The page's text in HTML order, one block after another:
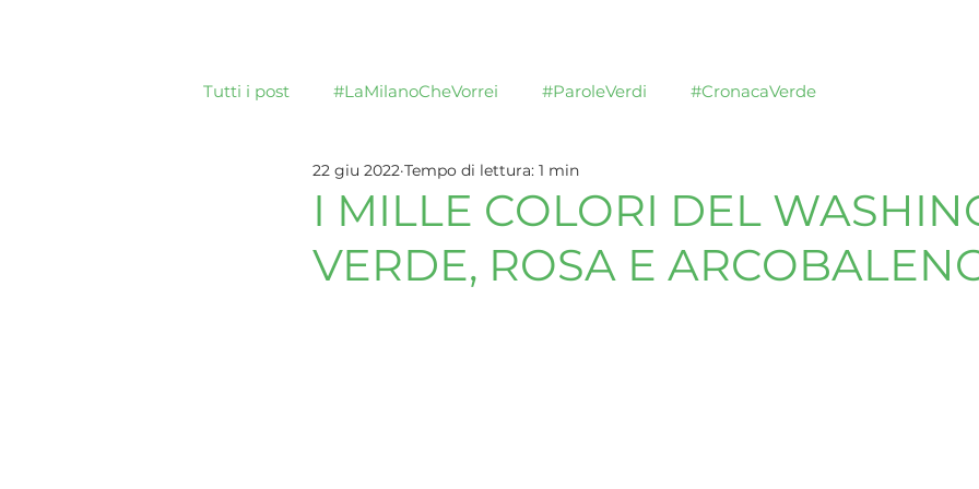
Tutti i post #LaMilanoCheVorrei #ParoleVerdi #CronacaVerde
I MILLE COLORI DEL
VERDE, ROSA E
22 giu 2022 Tempo di lettura: 1 min